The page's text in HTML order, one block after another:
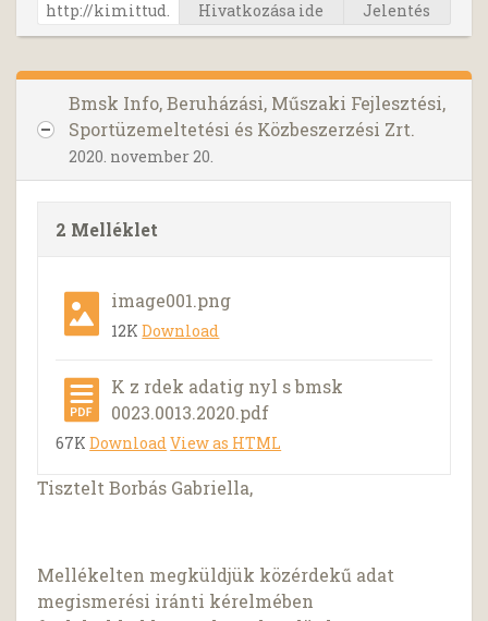
Hivatkozása ide Jelentés
Bmsk Info, Beruházási, Műszaki Fejlesztési,
Sportüzemeltetési és Közbeszerzési Zrt.
2020. november 20.
2 Melléklet
image001.png
12KDownload
K z rdek adatig nyl s bmsk
0023.0013.2020.pdf
67KDownloadView as HTML
Tisztelt Borbás Gabriella,
Mellékelten megküldjük közérdekű adat
megismerési iránti kérelmében